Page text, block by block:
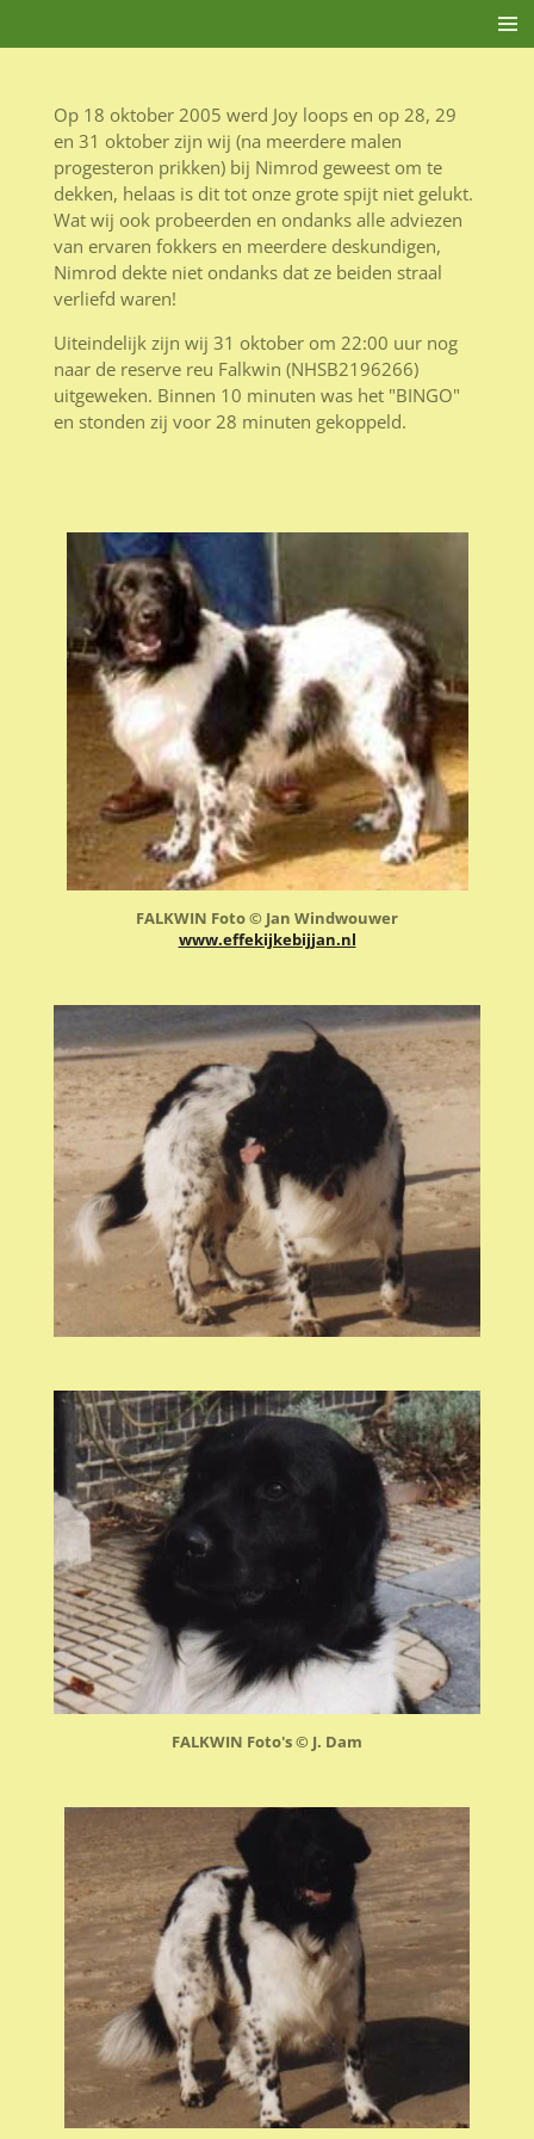
direct
hoofdinhoud
Op 18 oktober 2005 werd Joy loops en op 28, 29
en 31 oktober zijn wij (na meerdere malen
progesteron prikken) bij Nimrod geweest om te
dekken, helaas is dit tot onze grote spijt niet gelukt.
Wat wij ook probeerden en ondanks alle adviezen
van ervaren fokkers en meerdere deskundigen,
Nimrod dekte niet ondanks dat ze beiden straal
verliefd waren!
Uiteindelijk zijn wij 31 oktober om 22:00 uur nog
naar de reserve reu Falkwin (NHSB2196266)
uitgeweken. Binnen 10 minuten was het "BINGO"
en stonden zij voor 28 minuten gekoppeld.
FALKWIN Foto © Jan Windwouwer
www.effekijkebijjan.nl
FALKWIN Foto's © J. Dam